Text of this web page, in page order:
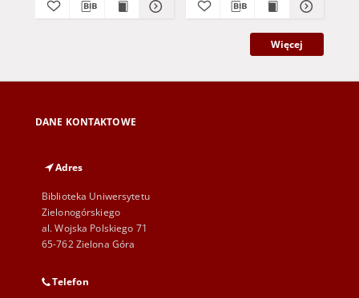
Więcej
DANE KONTAKTOWE
Adres
Biblioteka Uniwersytetu
Zielonogórskiego
al. Wojska Polskiego 71
65-762 Zielona Góra
Telefon